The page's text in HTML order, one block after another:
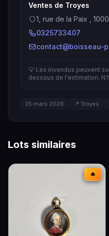
Ventes de Troyes
1, rue de la Paix ,
0325733407
contact@boisseau-
💡 Les invendus peuvent
dessous de l'estimation.
25 mars 2026 📍 Troyes
Lots similaires
🔥